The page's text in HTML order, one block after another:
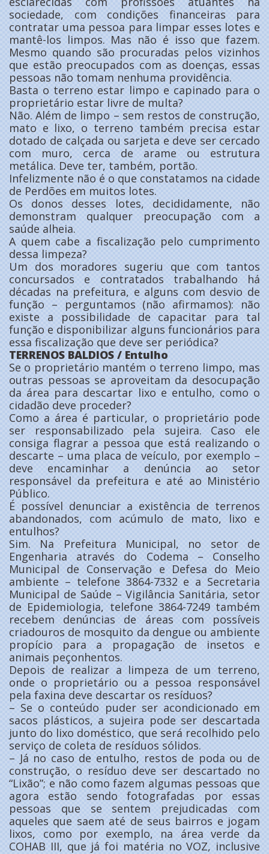
sociedade, com condições financeiras para
contratar uma pessoa para limpar esses lotes e
mantê-los limpos. Mas não é isso que fazem.
Mesmo quando são procuradas pelos vizinhos
que estão preocupados com as doenças, essas
pessoas não tomam nenhuma providência.
Basta o terreno estar limpo e capinado para o
proprietário estar livre de multa?
Não. Além de limpo – sem restos de construção,
mato e lixo, o terreno também precisa estar
dotado de calçada ou sarjeta e deve ser cercado
com muro, cerca de arame ou estrutura
metálica. Deve ter, também, portão.
Infelizmente não é o que constatamos na cidade
de Perdões em muitos lotes.
Os donos desses lotes, decididamente, não
demonstram qualquer preocupação com a
saúde alheia.
A quem cabe a fiscalização pelo cumprimento
dessa limpeza?
Um dos moradores sugeriu que com tantos
concursados e contratados trabalhando há
décadas na prefeitura, e alguns com desvio de
função – perguntamos (não afirmamos): não
existe a possibilidade de capacitar para tal
função e disponibilizar alguns funcionários para
essa fiscalização que deve ser periódica?
TERRENOS BALDIOS / Entulho
Se o proprietário mantém o terreno limpo, mas
outras pessoas se aproveitam da desocupação
da área para descartar lixo e entulho, como o
cidadão deve proceder?
Como a área é particular, o proprietário pode
ser responsabilizado pela sujeira. Caso ele
consiga flagrar a pessoa que está realizando o
descarte – uma placa de veículo, por exemplo –
deve encaminhar a denúncia ao setor
responsável da prefeitura e até ao Ministério
Público.
É possível denunciar a existência de terrenos
abandonados, com acúmulo de mato, lixo e
entulhos?
Sim. Na Prefeitura Municipal, no setor de
Engenharia através do Codema – Conselho
Municipal de Conservação e Defesa do Meio
ambiente – telefone 3864-7332 e a Secretaria
Municipal de Saúde – Vigilância Sanitária, setor
de Epidemiologia, telefone 3864-7249 também
recebem denúncias de áreas com possíveis
criadouros de mosquito da dengue ou ambiente
propício para a propagação de insetos e
animais peçonhentos.
Depois de realizar a limpeza de um terreno,
onde o proprietário ou a pessoa responsável
pela faxina deve descartar os resíduos?
– Se o conteúdo puder ser acondicionado em
sacos plásticos, a sujeira pode ser descartada
junto do lixo doméstico, que será recolhido pelo
serviço de coleta de resíduos sólidos.
– Já no caso de entulho, restos de poda ou de
construção, o resíduo deve ser descartado no
“Lixão”; e não como fazem algumas pessoas que
agora estão sendo fotografadas por essas
pessoas que se sentem prejudicadas com
aqueles que saem até de seus bairros e jogam
lixos, como por exemplo, na área verde da
COHAB III, que já foi matéria no VOZ, inclusive